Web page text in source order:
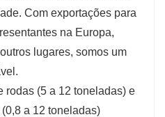
Com exportações para
na Europa,
lugares, somos um
rodas (5 a 12 toneladas) e
a 12 toneladas)